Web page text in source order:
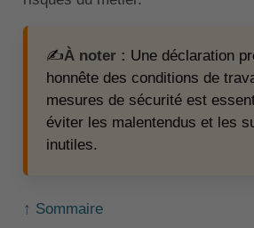
✍️À noter : Une déclaration
honnête des conditions de
mesures de sécurité est
éviter les malentendus et les
inutiles.
↑ Sommaire